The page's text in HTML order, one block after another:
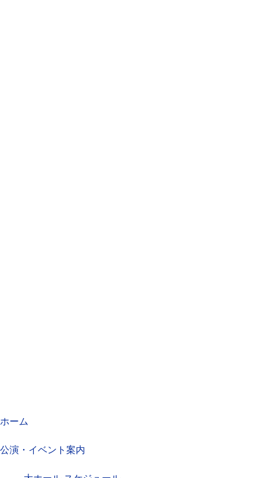
ホーム
公演・イベント案内